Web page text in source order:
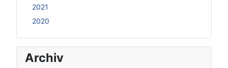
2021
2020
Archiv